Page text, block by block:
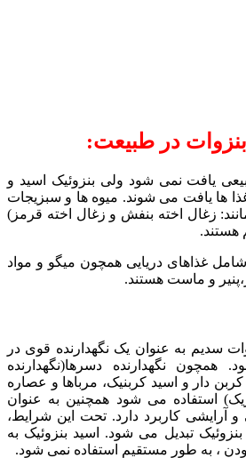
در طبیعت:
یافت نمی شود ولی بنزوئیک اسید و
ها یافت می شوند. میوه ها و سبزیجات
زغال اخته بنفش و زغال اخته قرمز)
هستند.
غذاهای دریایی همچون میگو و مواد
و ماست هستند.
سدیم به عنوان یک نگهدارنده قوی در
همچون نگهدارنده دسرها(نگهدارنده
دار و اسید کربنیک، مرباها و عصاره
استفاده می شود همچنین به عنوان
و آرایشی کاربرد دارد. تحت این شرایط،
تبدیل می شود. اسید بنزوئیک به
، به طور مستقیم استفاده نمی شود.